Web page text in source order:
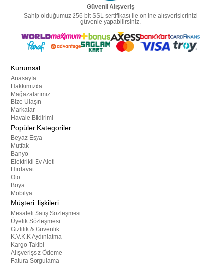
Güvenli Alışveriş
Sahip olduğumuz 256 bit SSL sertifikası ile online alışverişlerinizi
güvenle yapabilirsiniz.
Kurumsal
Anasayfa
Hakkımızda
Mağazalarımız
Bize Ulaşın
Markalar
Havale Bildirimi
Popüler Kategoriler
Beyaz Eşya
Mutfak
Banyo
Elektrikli Ev Aleti
Hırdavat
Oto
Boya
Mobilya
Müşteri İlişkileri
Mesafeli Satış Sözleşmesi
Üyelik Sözleşmesi
Gizlilik & Güvenlik
K.V.K.K Aydınlatma
Kargo Takibi
Alışverişsiz Ödeme
Fatura Sorgulama